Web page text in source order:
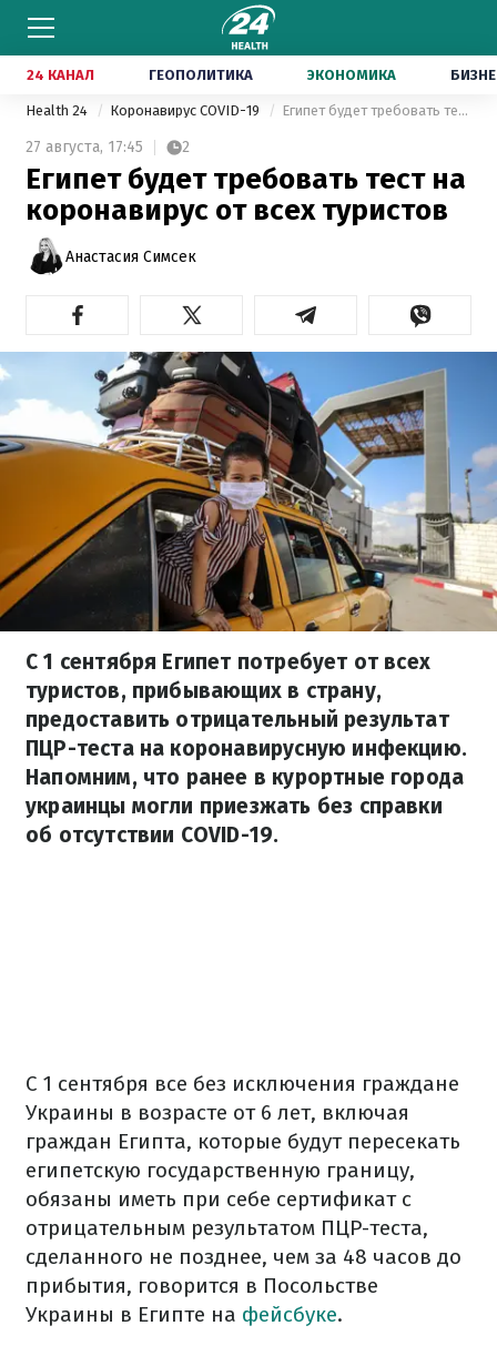
24 КАНАЛ ГЕОПОЛИТИКА ЭКОНОМИКА
Health 24 Коронавирус COVID-19 Египет будет требовать тест на коронавирус от всех туристов
27 августа, 17:45 2
Египет будет требовать тест на
коронавирус от всех туристов
Анастасия Симсек
С 1 сентября Египет потребует от всех
туристов, прибывающих в страну,
предоставить отрицательный результат
ПЦР-теста на коронавирусную инфекцию.
Напомним, что ранее в курортные города
украинцы могли приезжать без справки
об отсутствии COVID-19.
С 1 сентября все без исключения граждане
Украины в возрасте от 6 лет, включая
граждан Египта, которые будут пересекать
египетскую государственную границу,
обязаны иметь при себе сертификат с
отрицательным результатом ПЦР-теста,
сделанного не позднее, чем за 48 часов до
прибытия, говорится в Посольстве
Украины в Египте на фейсбуке.